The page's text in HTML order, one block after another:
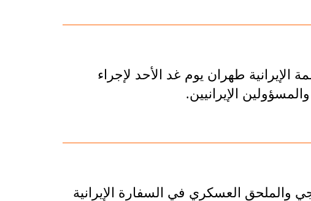
طهران يوم غد الأحد لإجراء
الإيرانيين.
والملحق العسكري في السفارة الإيرانية